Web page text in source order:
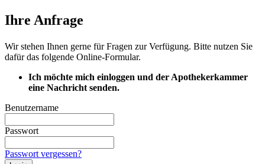
Ihre Anfrage
Wir stehen Ihnen gerne für Fragen zur Verfügung. Bitte nutzen Sie
dafür das folgende Online-Formular.
Ich möchte mich einloggen und der Apothekerkammer
eine Nachricht senden.
Benutzername
Passwort
Passwort vergessen?